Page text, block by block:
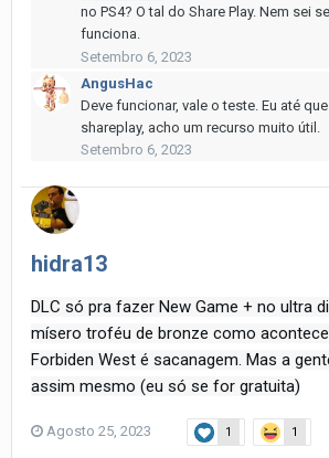
no PS4? O tal do Share Play. Nem sei
funciona.
Setembro 6, 2023
AngusHac
Deve funcionar, vale o teste. Eu até
shareplay, acho um recurso muito útil.
Setembro 6, 2023
hidra13
DLC só pra fazer New Game + no ultra
mísero troféu de bronze como
Forbiden West é sacanagem. Mas a
assim mesmo (eu só se for gratuita)
Agosto 25, 2023 1 1